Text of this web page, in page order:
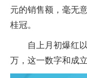
元的销售额，毫无
桂冠。
自上月初爆红
万，这一数字和成